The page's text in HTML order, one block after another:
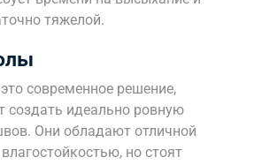
тяжелой.
современное решение,
создать идеально ровную
Они обладают отличной
но стоят